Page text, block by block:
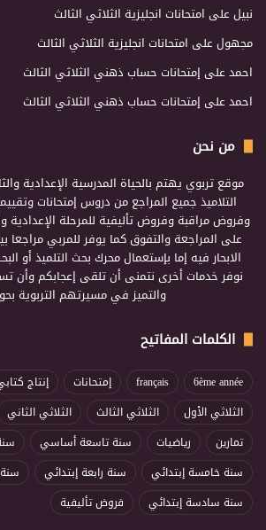
نبيلعلى امتحانات انجليزية الثلاثي الثالث
مجهولعلى امتحانات انجليزية الثلاثي الثالث
احمدعلى إمتحانات حساب ذهني الثلاثي الثالث
احمدعلى إمتحانات حساب ذهني الثلاثي الثالث
من نحن
موقع تربوي يهتم بالحياة المدرسية الإعدادية
التلاميذ جميع المراجع من دروس إمتحانات
وفروض مراقبة وفروض تأليفية للمرحلة الإعدادية
على المراجعة والتفوق كما يوفر للمربي
الابحار فيه إما بإستعمال محرك بحث التلميذ أو
نوفر خدمات أخرى نتمنى أن تلقى إعجابكم وأن
والتميز في مسيرتهم التربوية
الكلمات المفاتيح
6ème année
français إمتحانات إنتاج
الثلاثي الأول
الثلاثي الثالث الثلاثي الثاني
تمارين
رياضيات سنة تاسعة أساسي
سنة خامسة إبتدائي
سنة رابعة إبتدائي
سنة سادسة إبتدائي
فروض تأليفية